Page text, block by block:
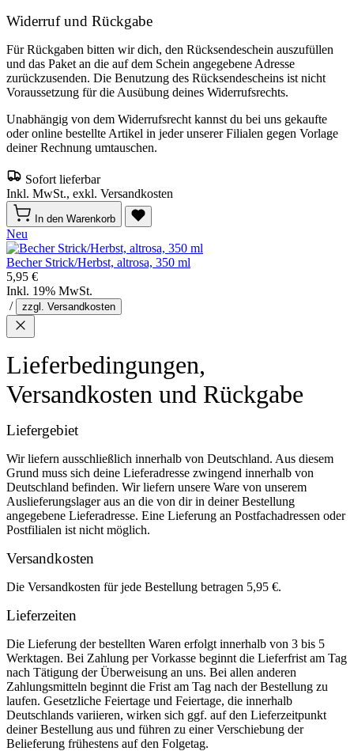
Widerruf und Rückgabe
Für Rückgaben bitten wir dich, den Rücksendeschein auszufüllen
und das Paket an die auf dem Schein angegebene Adresse
zurückzusenden. Die Benutzung des Rücksendescheins ist nicht
Voraussetzung für die Ausübung deines Widerrufsrechts.
Unabhängig von dem Widerrufsrecht kannst du bei uns gekaufte
oder online bestellte Artikel in jeder unserer Filialen gegen Vorlage
deiner Rechnung umtauschen.
Sofort lieferbar
Inkl. MwSt., exkl. Versandkosten
In den Warenkorb
Neu
Becher Strick/Herbst, altrosa, 350 ml
5,95 €
Inkl. 19% MwSt.
/
zzgl. Versandkosten
Lieferbedingungen,
Versandkosten und Rückgabe
Liefergebiet
Wir liefern ausschließlich innerhalb von Deutschland. Aus diesem
Grund muss sich deine Lieferadresse zwingend innerhalb von
Deutschland befinden. Wir liefern unsere Ware von unserem
Auslieferungslager aus an die von dir in deiner Bestellung
angegebene Lieferadresse. Eine Lieferung an Postfachadressen oder
Postfilialen ist nicht möglich.
Versandkosten
Die Versandkosten für jede Bestellung betragen 5,95 €.
Lieferzeiten
Die Lieferung der bestellten Waren erfolgt innerhalb von 3 bis 5
Werktagen. Bei Zahlung per Vorkasse beginnt die Lieferfrist am Tag
nach Tätigung der Überweisung an uns. Bei allen anderen
Zahlungsmitteln beginnt die Frist am Tag nach der Bestellung zu
laufen. Gesetzliche Feiertage und Feiertage, die innerhalb
Deutschlands variieren, wirken sich ggf. auf den Lieferzeitpunkt
deiner Bestellung aus und führen zu einer Verschiebung der
Belieferung frühestens auf den Folgetag.